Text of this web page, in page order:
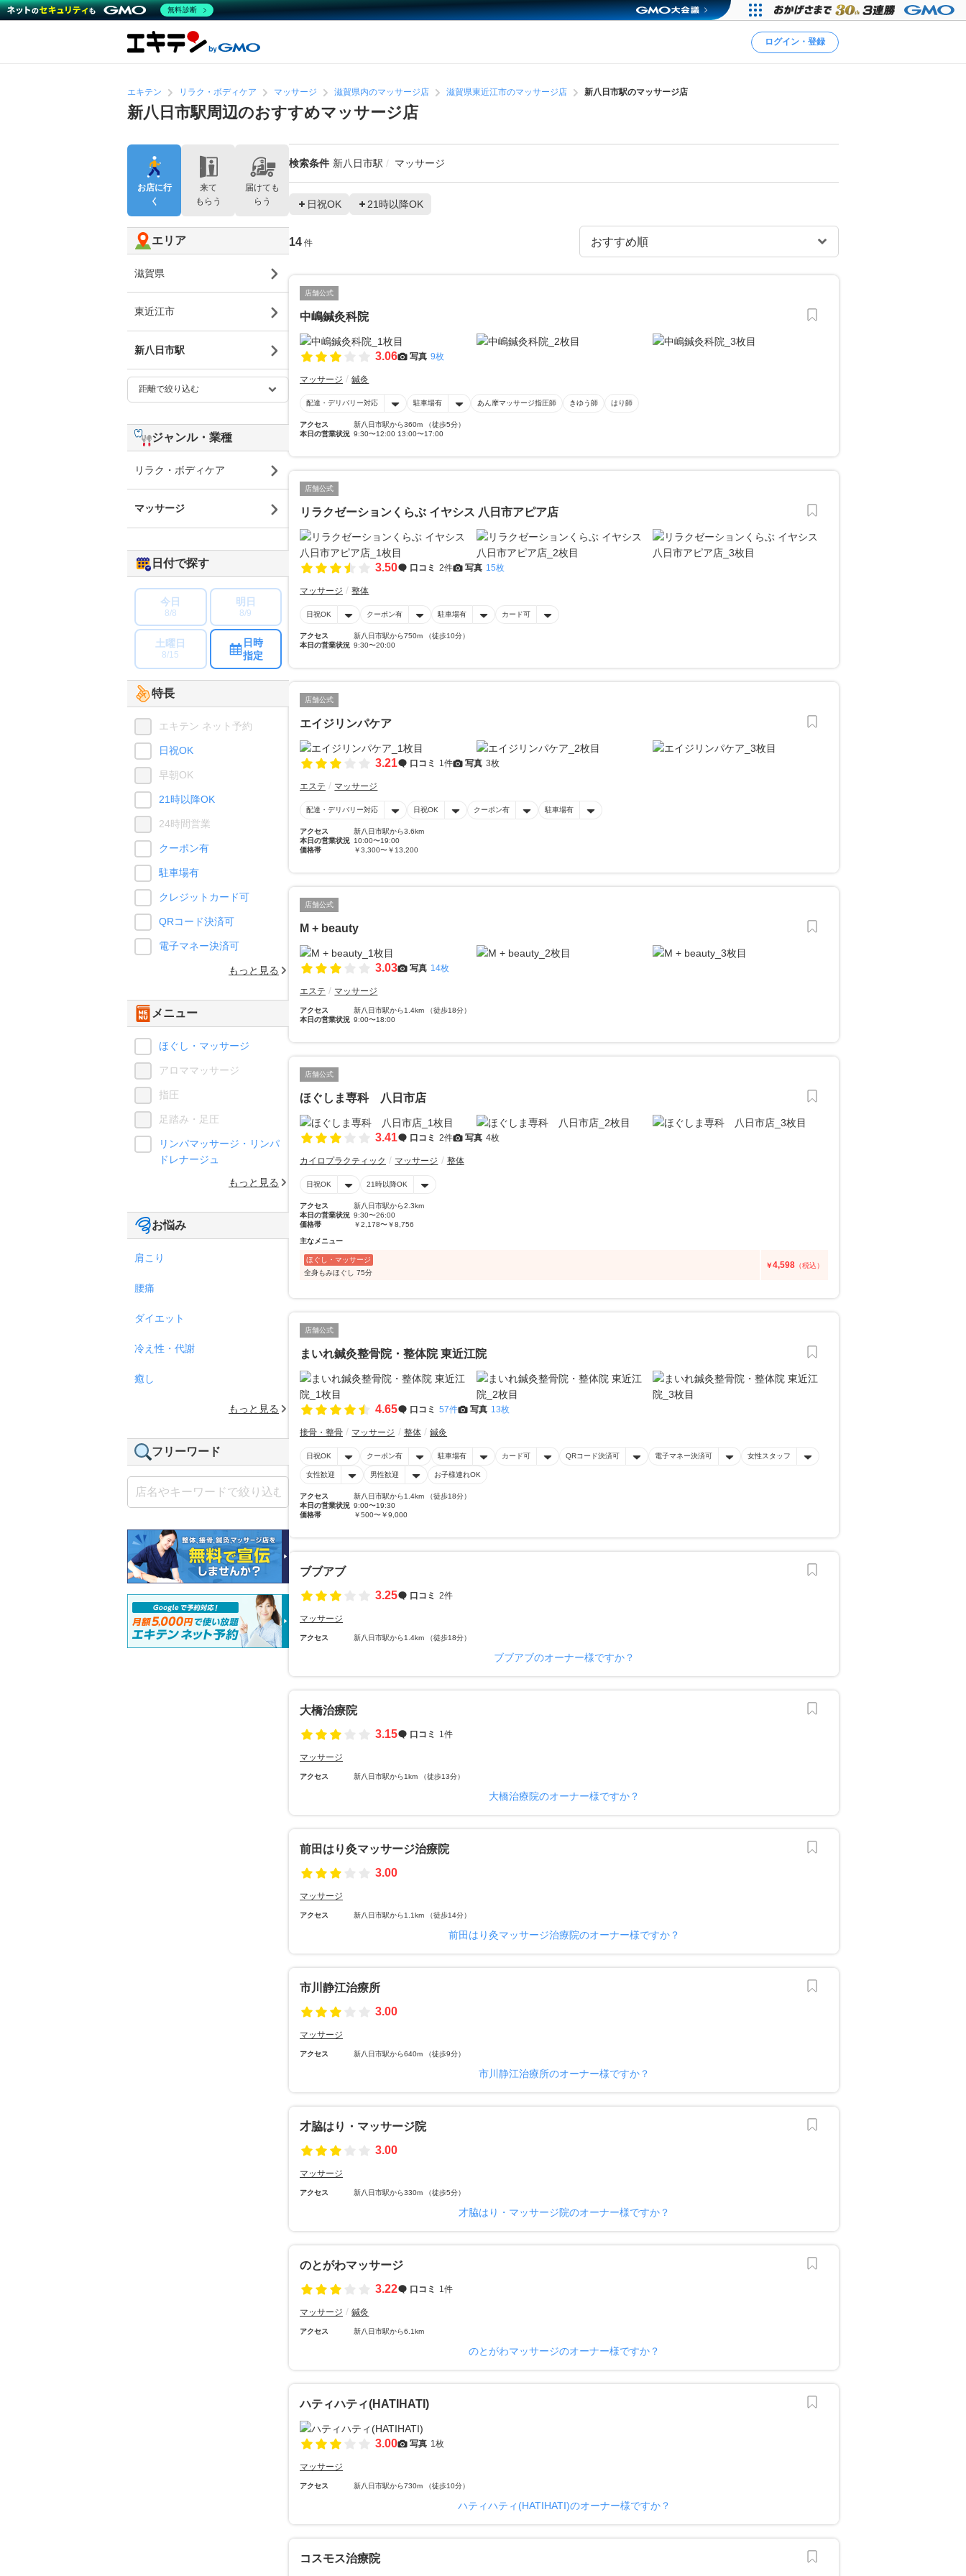
ログイン・登録
エキテン リラク・ボディケア マッサージ 滋賀県内のマッサージ店 滋賀県東近江市のマッサージ店 新八日市駅のマッサージ店
新八日市駅周辺のおすすめマッサージ店
検索条件 新八日市駅 マッサージ
日祝OK 21時以降OK
14 件
店舗公式
中嶋鍼灸科院
3.06 写真 9枚
マッサージ 鍼灸
配達・デリバリー対応 駐車場有 あん摩マッサージ指圧師 きゆう師 はり師
アクセス
新八日市駅から360m （徒歩5分）
本日の営業状況 9:30〜12:00 13:00〜17:00
店舗公式
リラクゼーションくらぶ イヤシス 八日市アピア店
3.50 口コミ 2件 写真 15枚
マッサージ 整体
日祝OK クーポン有 駐車場有 カード可
アクセス
新八日市駅から750m （徒歩10分）
本日の営業状況 9:30〜20:00
店舗公式
エイジリンパケア
3.21 口コミ 1件 写真 3枚
エステ マッサージ
配達・デリバリー対応 日祝OK クーポン有 駐車場有
アクセス
新八日市駅から3.6km
本日の営業状況 10:00〜19:00
価格帯
￥3,300〜￥13,200
店舗公式
M + beauty
3.03 写真 14枚
エステ マッサージ
アクセス
新八日市駅から1.4km （徒歩18分）
本日の営業状況 9:00〜18:00
店舗公式
ほぐしま専科 八日市店
3.41 口コミ 2件 写真 4枚
カイロプラクティック マッサージ 整体
日祝OK 21時以降OK
アクセス
新八日市駅から2.3km
本日の営業状況 9:30〜26:00
価格帯
￥2,178〜￥8,756
主なメニュー
ほぐし・マッサージ
全身もみほぐし 75分
￥4,598 （税込）
店舗公式
まいれ鍼灸整骨院・整体院 東近江院
4.65 口コミ 57件 写真 13枚
接骨・整骨 マッサージ 整体 鍼灸
日祝OK クーポン有 駐車場有 カード可 QRコード決済可 電子マネー決済可 女性スタッフ
女性歓迎 男性歓迎 お子様連れOK
アクセス
新八日市駅から1.4km （徒歩18分）
本日の営業状況 9:00〜19:30
価格帯
￥500〜￥9,000
ブブアブ
3.25
口コミ 2件
マッサージ
アクセス 新八日市駅から1.4km （徒歩18分）
ブブアブのオーナー様ですか？
大橋治療院
3.15
口コミ 1件
マッサージ
アクセス 新八日市駅から1km （徒歩13分）
大橋治療院のオーナー様ですか？
前田はり灸マッサージ治療院
3.00
マッサージ
アクセス 新八日市駅から1.1km （徒歩14分）
前田はり灸マッサージ治療院のオーナー様ですか？
市川静江治療所
3.00
マッサージ
アクセス 新八日市駅から640m （徒歩9分）
市川静江治療所のオーナー様ですか？
才脇はり・マッサージ院
3.00
マッサージ
アクセス 新八日市駅から330m （徒歩5分）
才脇はり・マッサージ院のオーナー様ですか？
のとがわマッサージ
3.22
口コミ 1件
マッサージ 鍼灸
アクセス 新八日市駅から6.1km
のとがわマッサージのオーナー様ですか？
ハティハティ(HATIHATI)
3.00 写真 1枚
マッサージ
アクセス 新八日市駅から730m （徒歩10分）
ハティハティ(HATIHATI)のオーナー様ですか？
コスモス治療院
お店に行
く
来て
もらう
届けても
らう
エリア
滋賀県
東近江市
新八日市駅
ジャンル・業種
リラク・ボディケア
マッサージ
日付で探す
今日
8/8
明日
8/9
土曜日
8/15
日時
指定
特長
エキテン ネット予約
日祝OK
早朝OK
21時以降OK
24時間営業
クーポン有
駐車場有
クレジットカード可
QRコード決済可
電子マネー決済可
もっと見る
メニュー
ほぐし・マッサージ
アロママッサージ
指圧
足踏み・足圧
リンパマッサージ・リンパ
ドレナージュ
もっと見る
お悩み
肩こり
腰痛
ダイエット
冷え性・代謝
癒し
もっと見る
フリーワード
無料診断